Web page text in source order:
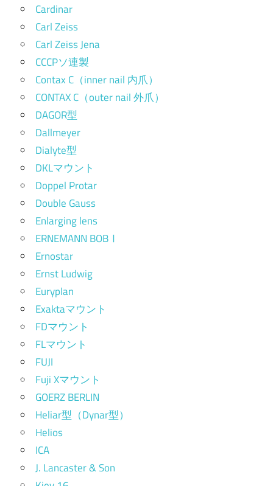
Cardinar
Carl Zeiss
Carl Zeiss Jena
CCCPソ連製
Contax C（inner nail 内爪）
CONTAX C（outer nail 外爪）
DAGOR型
Dallmeyer
Dialyte型
DKLマウント
Doppel Protar
Double Gauss
Enlarging lens
ERNEMANN BOBⅠ
Ernostar
Ernst Ludwig
Euryplan
Exaktaマウント
FDマウント
FLマウント
FUJI
Fuji Xマウント
GOERZ BERLIN
Heliar型（Dynar型）
Helios
ICA
J. Lancaster & Son